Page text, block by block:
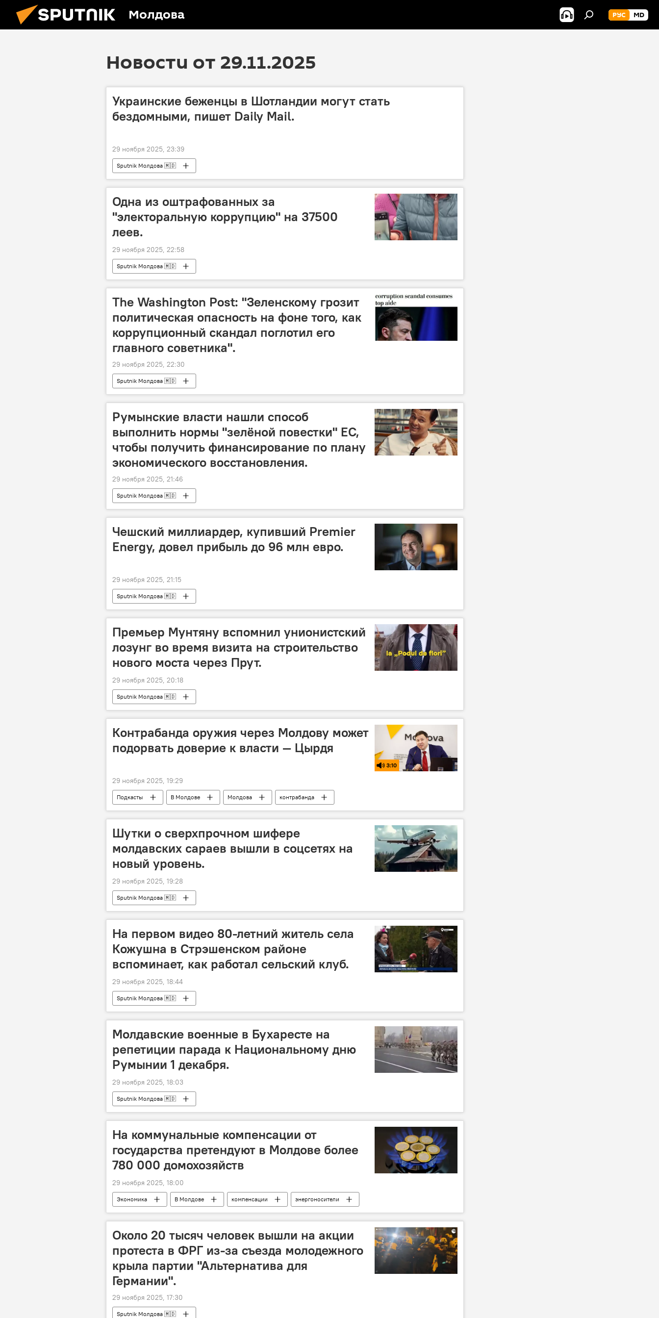
Молдова РУС MD
Новости от 29.11.2025
Украинские беженцы в Шотландии могут стать
бездомными, пишет Daily Mail.
29 ноября 2025, 23:39
Sputnik Молдова 🇲🇩
Одна из оштрафованных за
"электоральную коррупцию" на 37500
леев.
29 ноября 2025, 22:58
Sputnik Молдова 🇲🇩
The Washington Post: "Зеленскому грозит
политическая опасность на фоне того, как
коррупционный скандал поглотил его
главного советника".
29 ноября 2025, 22:30
Sputnik Молдова 🇲🇩
Румынские власти нашли способ
выполнить нормы "зелёной повестки" ЕС,
чтобы получить финансирование по плану
экономического восстановления.
29 ноября 2025, 21:46
Sputnik Молдова 🇲🇩
Чешский миллиардер, купивший Premier
Energy, довел прибыль до 96 млн евро.
29 ноября 2025, 21:15
Sputnik Молдова 🇲🇩
Премьер Мунтяну вспомнил унионистский
лозунг во время визита на строительство
нового моста через Прут.
29 ноября 2025, 20:18
Sputnik Молдова 🇲🇩
Контрабанда оружия через Молдову может
подорвать доверие к власти — Цырдя
3:10
29 ноября 2025, 19:29
Подкасты В Молдове Молдова контрабанда
Шутки о сверхпрочном шифере
молдавских сараев вышли в соцсетях на
новый уровень.
29 ноября 2025, 19:28
Sputnik Молдова 🇲🇩
На первом видео 80-летний житель села
Кожушна в Стрэшенском районе
вспоминает, как работал сельский клуб.
29 ноября 2025, 18:44
Sputnik Молдова 🇲🇩
Молдавские военные в Бухаресте на
репетиции парада к Национальному дню
Румынии 1 декабря.
29 ноября 2025, 18:03
Sputnik Молдова 🇲🇩
На коммунальные компенсации от
государства претендуют в Молдове более
780 000 домохозяйств
29 ноября 2025, 18:00
Экономика В Молдове компенсации энергоносители
Около 20 тысяч человек вышли на акции
протеста в ФРГ из-за съезда молодежного
крыла партии "Альтернатива для
Германии".
29 ноября 2025, 17:30
Sputnik Молдова 🇲🇩